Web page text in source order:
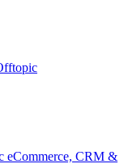
eCommerce, CRM &